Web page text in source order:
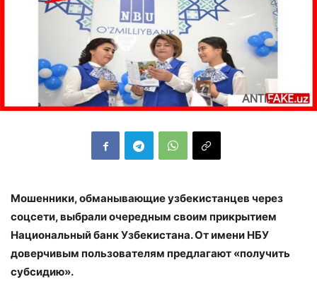
Мошенники, обманывающие узбекистанцев через
соцсети, выбрали очередным своим прикрытием
Национальный банк Узбекистана. От имени НБУ
доверчивым пользователям предлагают «получить
субсидию».